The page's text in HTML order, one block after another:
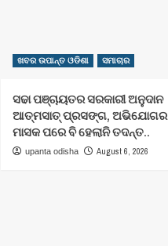
ଖବର ଉପାନ୍ତ ଓଡିଶା ସମାଚାର
ସଢା ପଞ୍ଚାୟତର ସରକାରୀ ଅନୁଦାନ
ଆତ୍ମସାତ୍ ପ୍ରସଙ୍ଗ, ଅଭିଯୋଗର
ମାସକ ପରେ ବି ହେଲାନି ତଦନ୍ତ..
upanta odisha August 6, 2026